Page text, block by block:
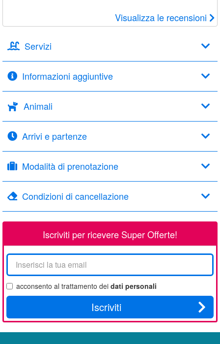
Visualizza le recensioni
Servizi
Informazioni aggiuntive
Animali
Arrivi e partenze
Modalità di prenotazione
Condizioni di cancellazione
Iscriviti per ricevere Super Offerte!
La
tua
email
acconsento al trattamento dei dati personali
Iscriviti